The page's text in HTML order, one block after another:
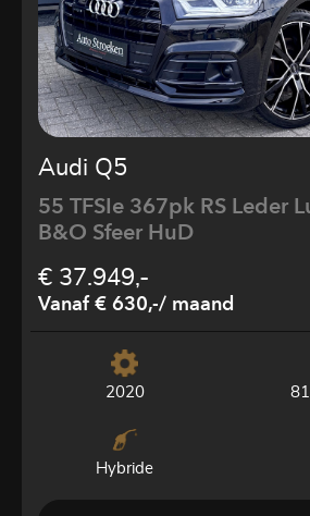
Audi Q5
55 TFSIe 367pk RS Leder
B&O Sfeer HuD
€ 37.949,-
Vanaf € 630,-/ maand
2020
Hybride